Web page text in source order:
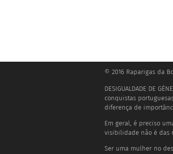
© 2016 Raparigas da
DESIGUALDADE DE
conquistas
diferença de
Em geral, é preciso
visibilidade não é das
Ser uma mulher no